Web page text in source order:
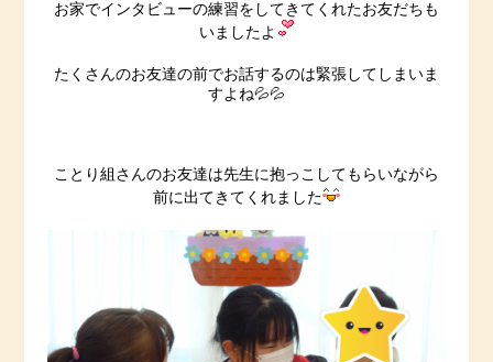
お家でインタビューの練習をしてきてくれたお友だちも
いましたよ
たくさんのお友達の前でお話するのは緊張してしまいま
すよね💦💦
ことり組さんのお友達は先生に抱っこしてもらいながら
前に出てきてくれました